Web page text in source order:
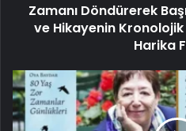
Zamanı Döndürerek
ve Hikayenin Kronolojik
Harika